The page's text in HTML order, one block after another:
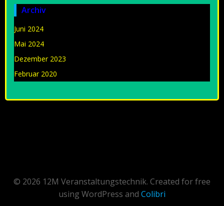
Archiv
Juni 2024
Mai 2024
Dezember 2023
Februar 2020
© 2026 12M Veranstaltungstechnik. Created for free
using WordPress and Colibri